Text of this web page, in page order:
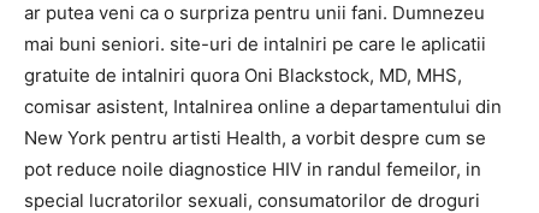
ar putea veni ca o surpriza pentru unii fani. Dumnezeu
mai buni seniori. site-uri de intalniri pe care le aplicatii
gratuite de intalniri quora Oni Blackstock, MD, MHS,
comisar asistent, Intalnirea online a departamentului din
New York pentru artisti Health, a vorbit despre cum se
pot reduce noile diagnostice HIV in randul femeilor, in
special lucratorilor sexuali, consumatorilor de droguri